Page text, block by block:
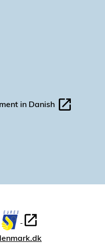
in Danish